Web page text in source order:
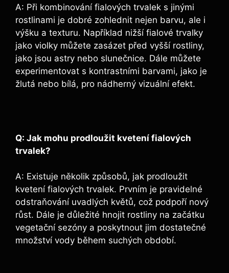
A: Při kombinování fialových trvalek s jinými
rostlinami je dobré zohlednit nejen⁣ barvu, ale ⁢i
výšku a texturu. Například nižší fialové trvalky
jako⁤ violky můžete zasázet před vyšší rostliny, ​
jako jsou astry nebo slunečnice. Dále můžete
experimentovat s kontrastními ⁤barvami,‌ jako je
žlutá nebo bílá, pro nádherný vizuální efekt.
Q: Jak mohu prodloužit kvetení fialových
trvalek?
A: Existuje několik způsobů, jak prodloužit
kvetení fialových trvalek. Prvním je pravidelné
odstraňování uvadlých květů, což podpoří nový
růst. Dále je důležité hnojit rostliny na začátku
vegetační sezóny a poskytnout jim dostatečné
množství vody během suchých období.